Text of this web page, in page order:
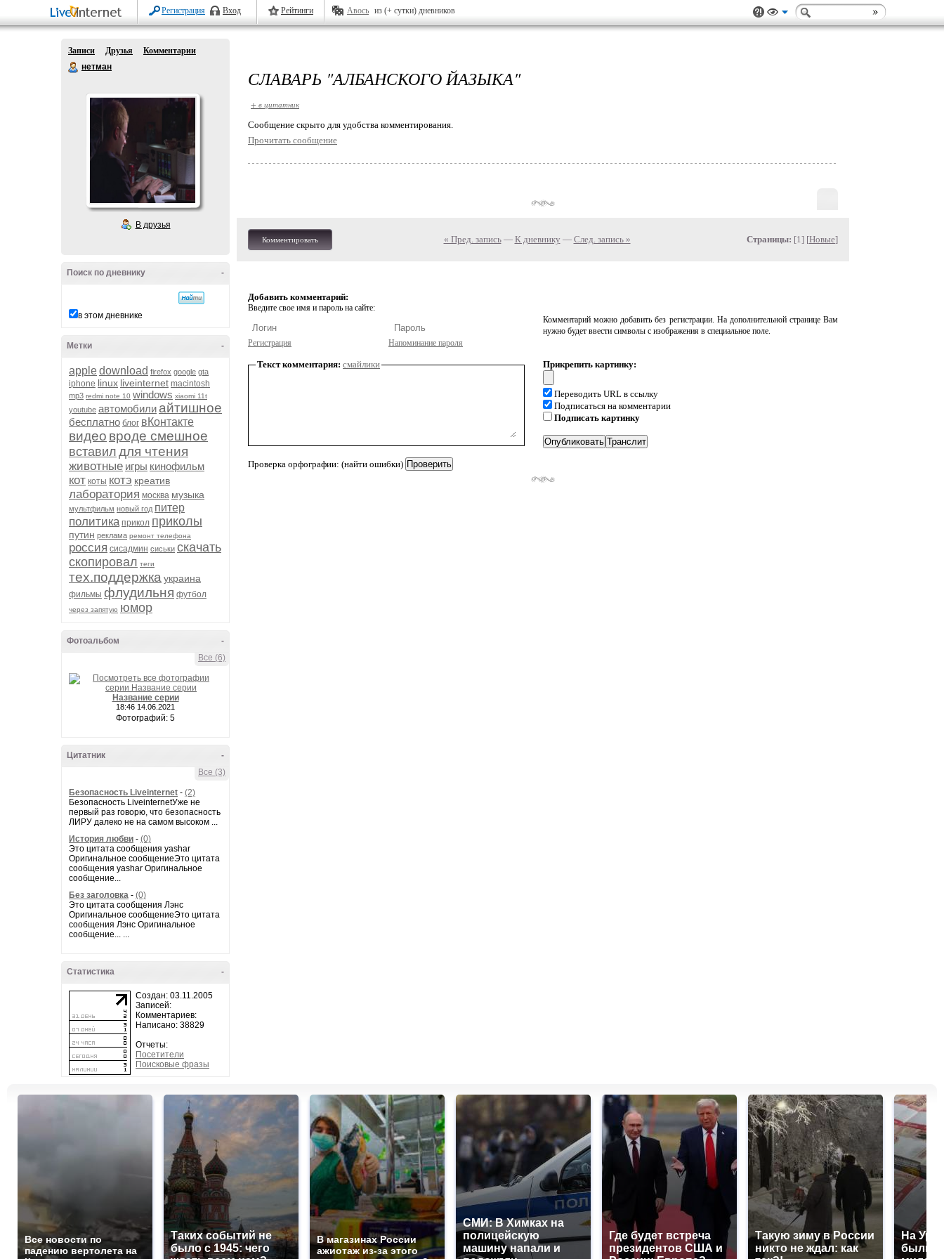
Регистрация Вход Рейтинги Авось из (+ сутки) дневников
Записи Друзья
Комментарии
нетман
В друзья
-
Поиск по дневнику
в этом дневнике
-
Метки
appledownload firefox google gta
iphone linux liveinternet macintosh
mp3 redmi note 10 windows xiaomi 11t
youtube автомобили айтишное
бесплатно блог вКонтакте
видео вроде смешное
вставил для чтения
животные игры кинофильм
кот коты котэ креатив
лаборатория москва музыка
мультфильм новый год питер
политика прикол приколы
путин реклама ремонт телефона
россия сисадмин сиськи скачать
скопировал теги
тех.поддержка украина
фильмы флудильня футбол
через запятую юмор
-
Фотоальбом
Все (6)
Название серии
18:46 14.06.2021
Фотографий: 5
-
Цитатник
Все (3)
Безопасность Liveinternet - (2)
Безопасность LiveinternetУже не
первый раз говорю, что безопасность
ЛИРУ далеко не на самом высоком ...
История любви - (0)
Это цитата сообщения yashar
Оригинальное сообщениеЭто цитата
сообщения yashar Оригинальное
сообщение...
Без заголовка - (0)
Это цитата сообщения Лэнс
Оригинальное сообщениеЭто цитата
сообщения Лэнс Оригинальное
сообщение... ...
-
Статистика
Создан: 03.11.2005
Записей:
Комментариев:
Написано: 38829
Отчеты:
Посетители
Поисковые фразы
СЛАВАРЬ "АЛБАНСКОГО ЙАЗЫКА"
+ в цитатник
Cообщение скрыто для удобства комментирования.
Прочитать сообщение
Комментировать « Пред. запись— К дневнику — След. запись » Страницы: [1] [Новые]
Добавить комментарий:
Введите свое имя и пароль на сайте:
Регистрация Напоминание пароля
Комментарий можно добавить без регистрации. На дополнительной странице Вам
нужно будет ввести символы с изображения в специальное поле.
Текст комментария: смайлики
Проверка орфографии: (найти ошибки)
Прикрепить картинку:
Переводить URL в ссылку
Подписаться на комментарии
Подписать картинку
Все новости по
падению вертолета на
Таких событий не
было с 1945: чего
В магазинах России
ажиотаж из-за этого
СМИ: В Химках на
полицейскую
машину напали и
Где будет встреча
президентов США и
Такую зиму в России
никто не ждал: как
На
были